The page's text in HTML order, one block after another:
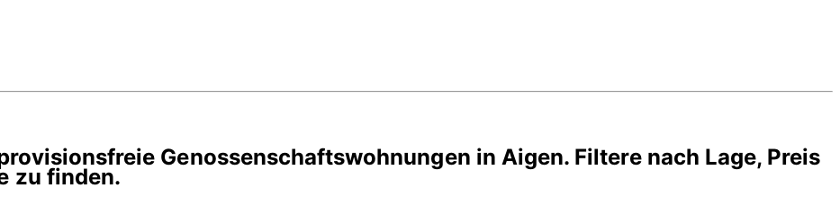
Genossenschaftswohnungen in Aigen. Filtere nach Lage, Preis
zu finden.